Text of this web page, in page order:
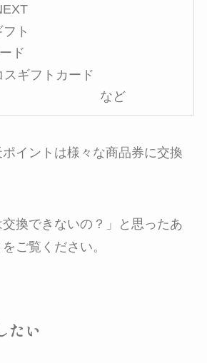
ト
ド
スギフトカード
ード など
イントは様々な商品券に交換
交換できないの？」と思ったあ
ご覧ください。
たい